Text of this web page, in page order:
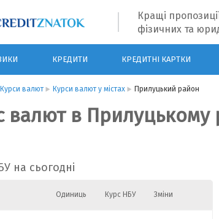
Кращі
фізичних та
КРЕДИТИ КРЕДИТНІ КАРТКИ
Курси валют Курси валют у містах Прилуцький район
валют в Прилуцькому
на сьогодні
Одиниць Курс НБУ Зміни